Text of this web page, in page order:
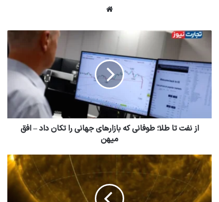
از نفت تا طلا؛ طوفانی که بازارهای جهانی را تکان داد – افق
میهن